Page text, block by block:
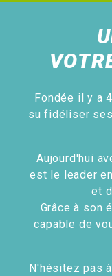
Fondée il y a
su fidéliser
Aujourd'hui
est le leader
et
Grâce à son
capable de
N'hésitez pas